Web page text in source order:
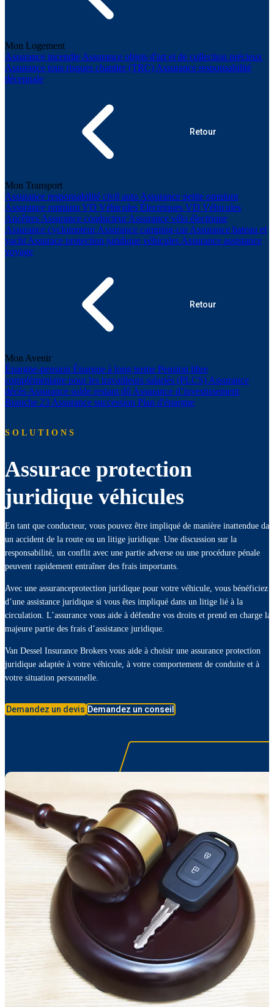
Mon Logement
Assurance incendie Assurance objets d'art et de collection précieux
Assurance tous risques chantier (TRC) Assurance responsabilité
décennale
Retour
Mon Transport
Assurance responsabilité civil auto Assurance petite omnium
Assurance omnium VD Véhicules Électriques VD Véhicules
Ancêtres Assurance conducteurAssurance vélo électrique
Assurance cyclomoteurAssurance camping-carAssurance bateau et
yacht Assurace protection juridique véhicules Assurance assistance
voyage
Retour
Mon Avenir
Épargne-pension Épargne à long terme Pension libre
complémentaire pour les travailleurs salariés (PLCS) Assurance
décès Assurance solde restant dû Assurance d’investissement
Branche 23 Assurance succession Plan d'épargne
SOLUTIONS
Assurace protection
juridique véhicules
En tant que conducteur, vous pouvez être impliqué de manière inattendue
un accident de la route ou un litige juridique. Une discussion sur la
responsabilité, un conflit avec une partie adverse ou une procédure pénale
peuvent rapidement entraîner des frais importants.
Avec une assuranceprotection juridique pour votre véhicule, vous bénéficiez
d’une assistance juridique si vous êtes impliqué dans un litige lié à la
circulation. L’assurance vous aide à défendre vos droits et prend en charge la
majeure partie des frais d’assistance juridique.
Van Dessel Insurance Brokers vous aide à choisir une assurance protection
juridique adaptée à votre véhicule, à votre comportement de conduite et à
votre situation personnelle.
Demandez un devis Demandez un conseil